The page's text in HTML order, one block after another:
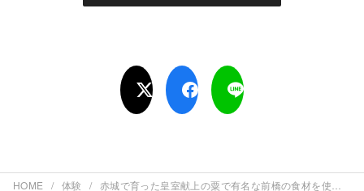
HOME 体験 赤城で育った皇室献上の粟で有名な前橋の食材を使用したプレミアムランチ